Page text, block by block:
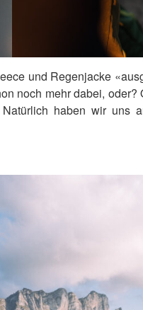
und Regenjacke
noch mehr dabei, oder?
haben wir uns